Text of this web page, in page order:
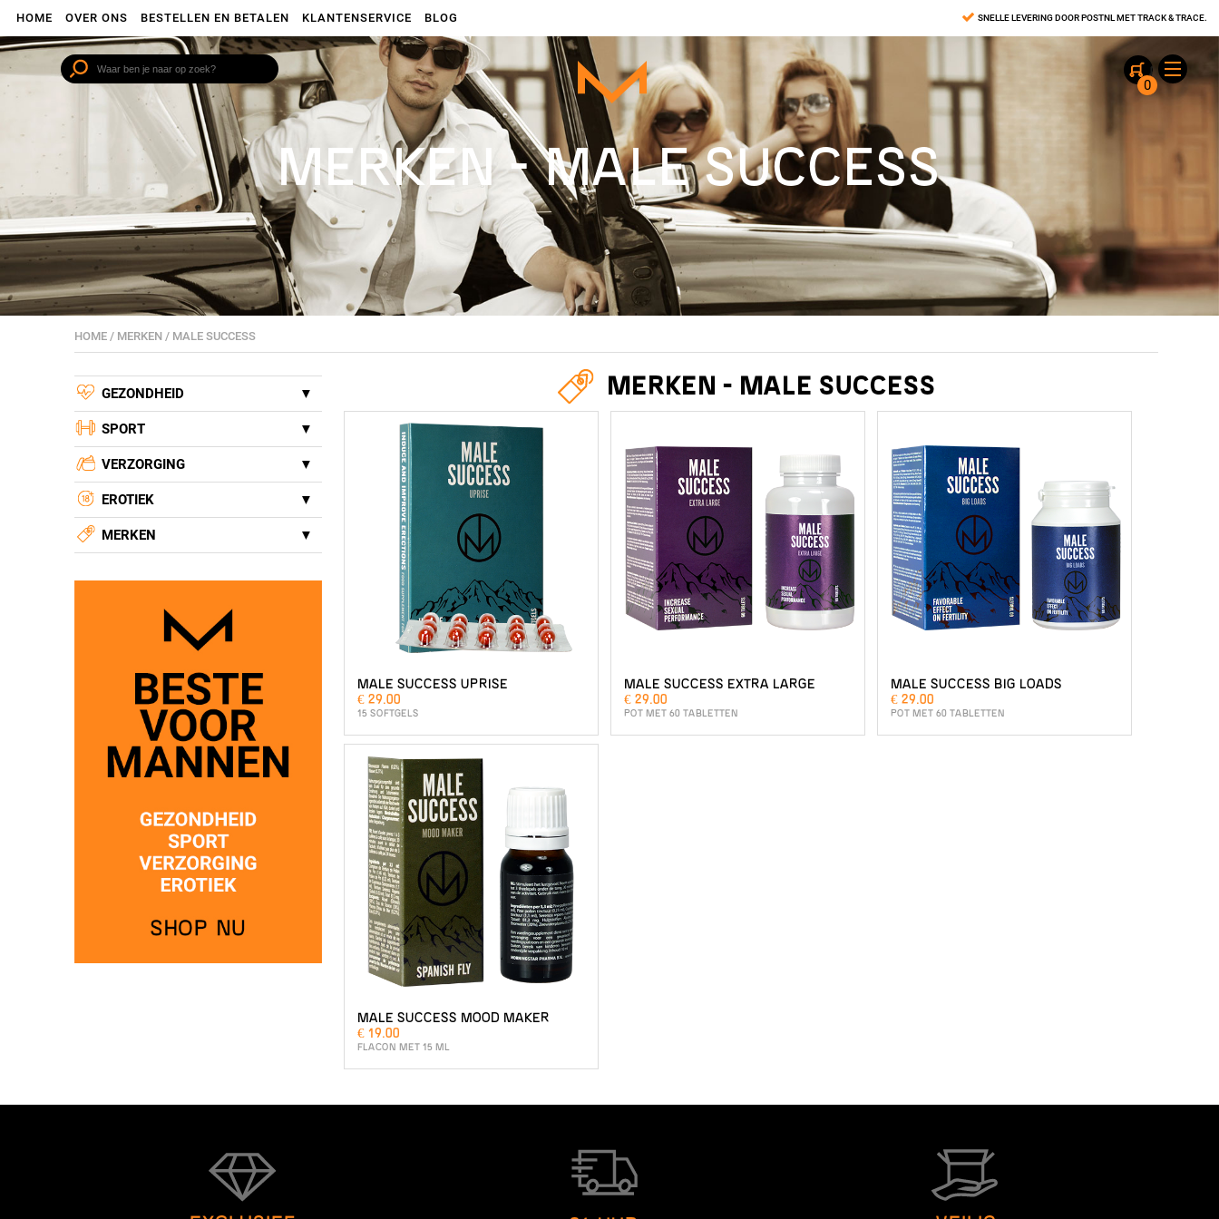
HOME OVER ONS BESTELLEN EN BETALEN KLANTENSERVICE BLOG SNELLE LEVERING DOOR POSTNL MET TRACK & TRACE.
0
MERKEN - MALE SUCCESS
HOME / MERKEN / MALE SUCCESS
GEZONDHEID
SPORT
VERZORGING
EROTIEK
MERKEN
MERKEN - MALE SUCCESS
MALE SUCCESS UPRISE
€ 29.00
15 SOFTGELS
MALE SUCCESS EXTRA LARGE
€ 29.00
POT MET 60 TABLETTEN
MALE SUCCESS BIG LOADS
€ 29.00
POT MET 60 TABLETTEN
MALE SUCCESS MOOD MAKER
€ 19.00
FLACON MET 15 ML